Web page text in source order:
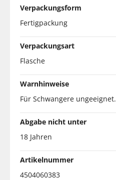
Verpackungsform
Fertigpackung
Verpackungsart
Flasche
Warnhinweise
Für Schwangere ungeeignet.
Abgabe nicht unter
18 Jahren
Artikelnummer
4504060383